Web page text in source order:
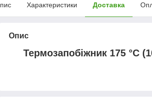
Характеристики Доставка
Опис
Термозапобіжник 175 °C